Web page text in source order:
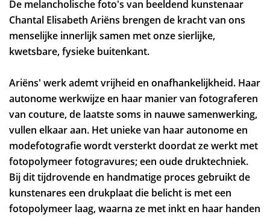
De melancholische foto's van beeldend kunstenaar
Chantal Elisabeth Ariëns brengen de kracht van ons
menselijke innerlijk samen met onze sierlijke,
kwetsbare, fysieke buitenkant.
Ariëns' werk ademt vrijheid en onafhankelijkheid. Haar
autonome werkwijze en haar manier van fotograferen
van couture, de laatste soms in nauwe samenwerking,
vullen elkaar aan. Het unieke van haar autonome en
modefotografie wordt versterkt doordat ze werkt met
fotopolymeer fotogravures; een oude druktechniek.
Bij dit tijdrovende en handmatige proces gebruikt de
kunstenares een drukplaat die belicht is met een
fotopolymeer laag, waarna ze met inkt en haar handen